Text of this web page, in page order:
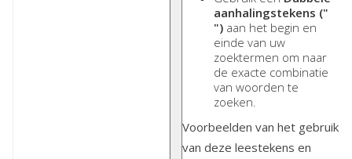
aanhalingstekens ("
") aan het begin en
einde van uw
zoektermen om naar
de exacte combinatie
van woorden te
zoeken.
Voorbeelden van het gebruik
van deze leestekens en